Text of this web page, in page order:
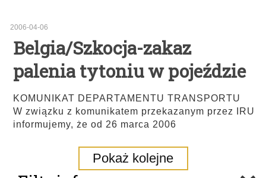
2006-04-06
Belgia/Szkocja-zakaz
palenia tytoniu w pojeździe
KOMUNIKAT DEPARTAMENTU TRANSPORTU
W związku z komunikatem przekazanym przez IRU
informujemy, że od 26 marca 2006
Pokaż kolejne